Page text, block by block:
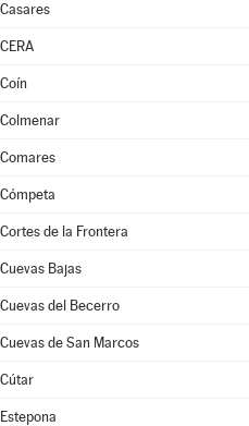
Casares
CERA
Coín
Colmenar
Comares
Cómpeta
Cortes de la Frontera
Cuevas Bajas
Cuevas del Becerro
Cuevas de San Marcos
Cútar
Estepona